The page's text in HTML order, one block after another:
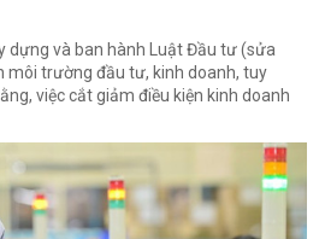
dựng và ban hành Luật Đầu tư (sửa
môi trường đầu tư, kinh doanh, tuy
việc cắt giảm điều kiện kinh doanh